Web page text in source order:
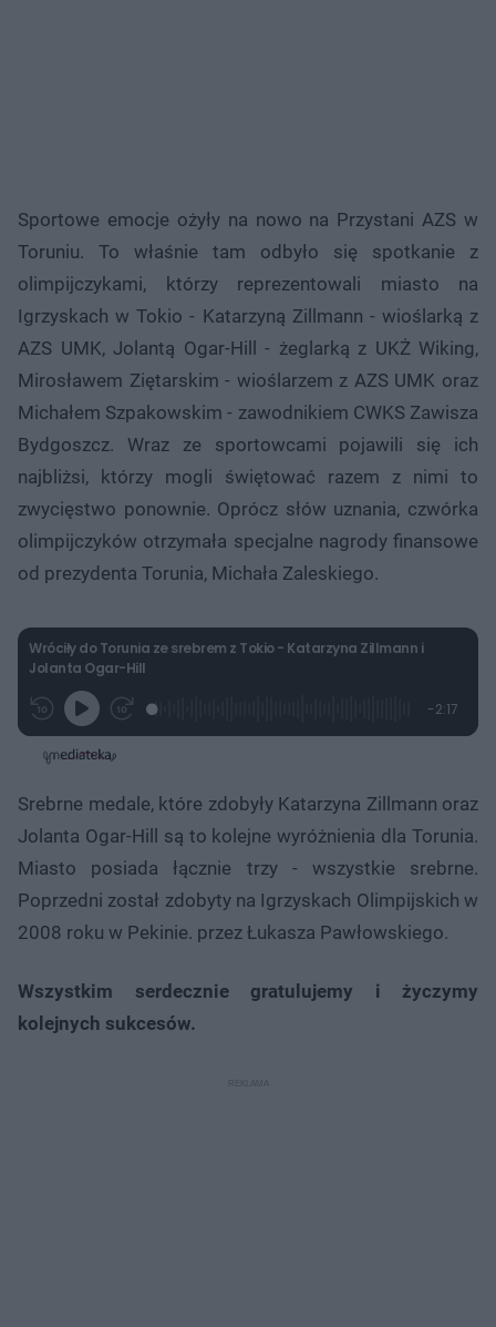
Sportowe emocje ożyły na nowo na Przystani AZS w
Toruniu. To właśnie tam odbyło się spotkanie z
olimpijczykami, którzy reprezentowali miasto na
Igrzyskach w Tokio - Katarzyną Zillmann - wioślarką z
AZS UMK, Jolantą Ogar-Hill - żeglarką z UKŻ Wiking,
Mirosławem Ziętarskim - wioślarzem z AZS UMK oraz
Michałem Szpakowskim - zawodnikiem CWKS Zawisza
Bydgoszcz. Wraz ze sportowcami pojawili się ich
najbliżsi, którzy mogli świętować razem z nimi to
zwycięstwo ponownie. Oprócz słów uznania, czwórka
olimpijczyków otrzymała specjalne nagrody finansowe
od prezydenta Torunia, Michała Zaleskiego.
Wróciły do Torunia ze srebrem z Tokio - Katarzyna Zillmann i
Jolanta Ogar-Hill
G
j
P
z
e
w
1
s
o
u
u
z
ń
1
0
s
o
r
o
a
:
1
.
8
5
P
o
y
c
a
s
-2:17
Srebrne medale, które zdobyły Katarzyna Zillmann oraz
Jolanta Ogar-Hill są to kolejne wyróżnienia dla Torunia.
Miasto posiada łącznie trzy - wszystkie srebrne.
Poprzedni został zdobyty na Igrzyskach Olimpijskich w
2008 roku w Pekinie. przez Łukasza Pawłowskiego.
Wszystkim serdecznie gratulujemy i życzymy
kolejnych sukcesów.